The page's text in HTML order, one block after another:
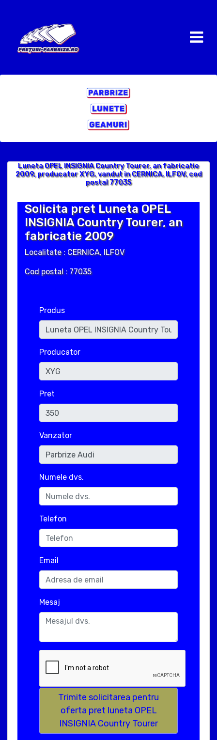
Luneta OPEL INSIGNIA Country Tourer, an fabricatie
2009, producator XYG, vandut in CERNICA, ILFOV, cod
postal 77035
Solicita pret Luneta OPEL
INSIGNIA Country Tourer, an
fabricatie 2009
Localitate : CERNICA, ILFOV
Cod postal : 77035
Produs
Producator
Pret
Vanzator
Numele dvs.
Telefon
Email
Mesaj
Trimite solicitarea pentru
oferta pret luneta OPEL
INSIGNIA Country Tourer